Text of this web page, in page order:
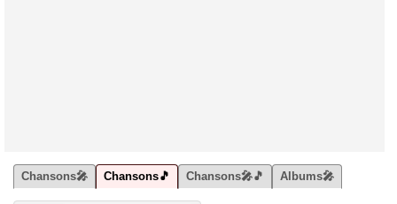
Chansons🎤 Chansons🎵 Chansons🎤🎵 Albums🎤